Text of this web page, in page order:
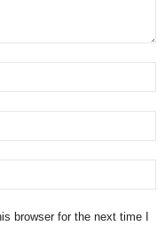
browser for the next time I